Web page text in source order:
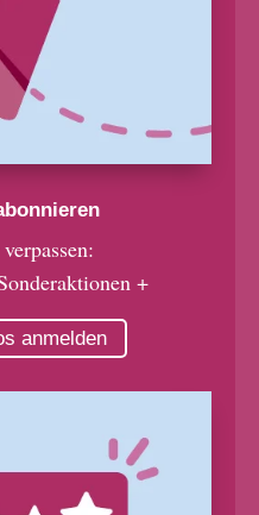
+
anmelden